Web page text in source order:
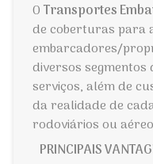
OTransportes
de coberturas para
embarcadores/
diversos
serviços, além de
da realidade de
rodoviários ou
PRINCIPAIS